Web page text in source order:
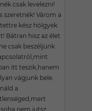
csak levelezni!
szeretnék! Várom a
kész hölgyek
Bátran hisz az élet
csak beszéljünk
itt teszik,hanem
vágjunk bele.
a
nem jutsz